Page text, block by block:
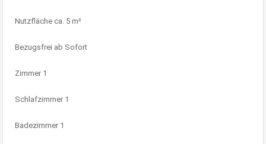
Nutzfläche ca. 5 m²
Bezugsfrei ab Sofort
Zimmer 1
Schlafzimmer 1
Badezimmer 1